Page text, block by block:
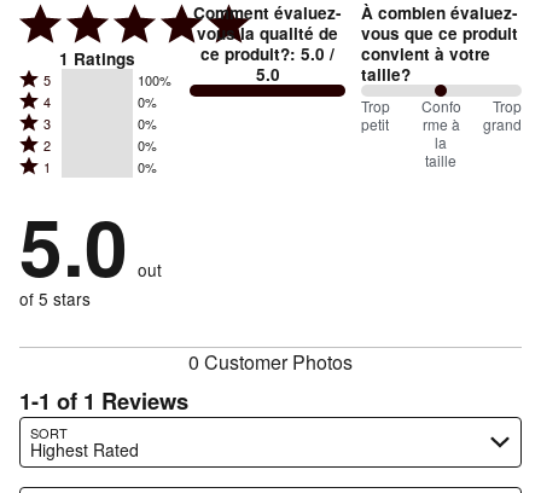
1 Ratings
Rated
5
stars
by
of
reviewers
5 100%
Rated
4
stars
by
of
reviewers
4 0%
Rated
3
stars
0%
of
reviewers
3 0%
Rated
2
by
0%
of
reviewers
2 0%
Rated
stars
by
0%
of
1 0%
5.0 out
of 5 stars
Comment évaluez-
vous la qualité de
ce produit?:5.0 /
5.0
À combien évaluez-
vous que ce produit
convient à votre
taille?
100
between
taille
Trop
petit
Confo
rme à
la
taille
Trop
grand
0 Customer Photos
1-1 of 1 Reviews
SORT
Highest Rated
Search reviews…